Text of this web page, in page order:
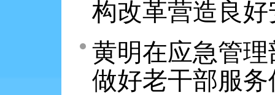
构改革营造良
黄明在应急管
做好老干部服